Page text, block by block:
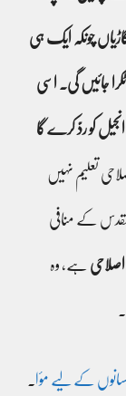
چونکہ ایک ہی
جائیں گی۔ اسی
کو ردّ کرے گا
تعلیم نہیں
مقدس کے منافی
اصلاحی ہے، وہ
انسانوں کے لیے مؤا